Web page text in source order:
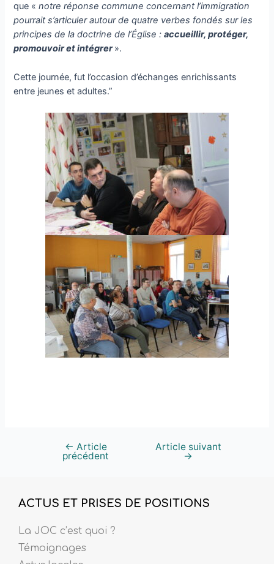
que «notre réponse commune concernant l’immigration
pourrait s’articuler autour de quatre verbes fondés sur les
principes de la doctrine de l’Église :accueillir, protéger,
promouvoir et intégrer».
Cette journée, fut l’occasion d’échanges enrichissants
entre jeunes et adultes.”
← Article
précédent
Article suivant
→
ACTUS ET PRISES DE POSITIONS
La JOC c’est quoi ?
Témoignages